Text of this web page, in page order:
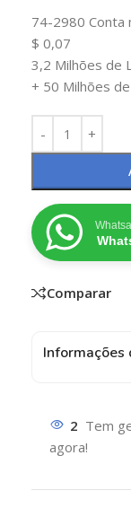
74-2980 Conta
$ 0,07
3,2 Milhões de
+ 50 Milhões
Comparar
Informações
2 Tem
agora!